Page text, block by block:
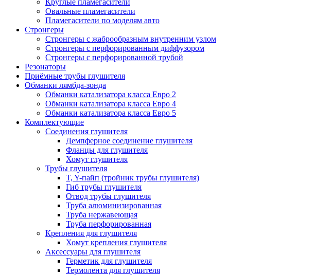
Круглые пламегасители
Овальные пламегасители
Пламегасители по моделям авто
Стронгеры
Стронгеры с жаброобразным внутренним узлом
Стронгеры с перфорированным диффузором
Стронгеры с перфорированной трубой
Резонаторы
Приёмные трубы глушителя
Обманки лямбда-зонда
Обманки катализатора класса Евро 2
Обманки катализатора класса Евро 4
Обманки катализатора класса Евро 5
Комплектующие
Соединения глушителя
Демпферное соединение глушителя
Фланцы для глушителя
Хомут глушителя
Трубы глушителя
T, Y-пайп (тройник трубы глушителя)
Гиб трубы глушителя
Отвод трубы глушителя
Труба алюминизированная
Труба нержавеющая
Труба перфорированная
Крепления для глушителя
Хомут крепления глушителя
Аксессуары для глушителя
Герметик для глушителя
Термолента для глушителя